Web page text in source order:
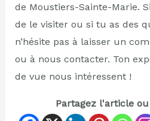
de Moustiers-Sainte-Marie.
de le visiter ou si tu as des
n’hésite pas à laisser un
ou à nous contacter. Ton
de vue nous intéressent !
Partagez l'article